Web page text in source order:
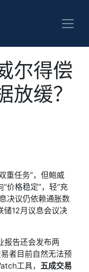
尔得偿
放缓？
重任务”，但鲍威
“价格稳定”，轻“充
决议仍依赖通胀数
储12月议息会议决
报告还会发布两
者目前自然无法预
工具， 五成交易